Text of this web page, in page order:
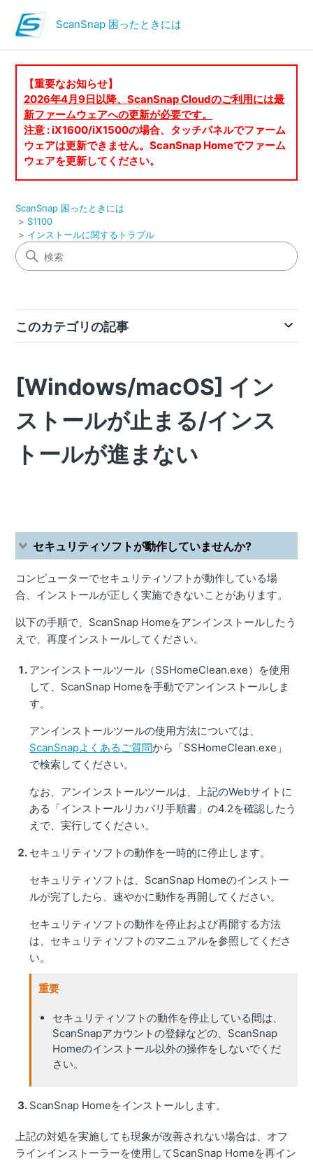
ScanSnap 困ったときには
【重要なお知らせ】
2026年4月9日以降、ScanSnap Cloudのご利用には最
新ファームウェアへの更新が必要です。
注意 : iX1600/iX1500の場合、タッチパネルでファーム
ウェアは更新できません。ScanSnap Homeでファーム
ウェアを更新してください。
ScanSnap 困ったときには
S1100
インストールに関するトラブル
このカテゴリの記事
[Windows/macOS] イン
ストールが止まる/インス
トールが進まない
セキュリティソフトが動作していませんか?
コンピューターでセキュリティソフトが動作している場
合、インストールが正しく実施できないことがあります。
以下の手順で、ScanSnap Homeをアンインストールしたう
えで、再度インストールしてください。
アンインストールツール（SSHomeClean.exe）を使用
して、ScanSnap Homeを手動でアンインストールしま
す。
アンインストールツールの使用方法については、
ScanSnapよくあるご質問から「SSHomeClean.exe」
で検索してください。
なお、アンインストールツールは、上記のWebサイトに
ある「インストールリカバリ手順書」の4.2を確認したう
えで、実行してください。
セキュリティソフトの動作を一時的に停止します。
セキュリティソフトは、ScanSnap Homeのインストー
ルが完了したら、速やかに動作を再開してください。
セキュリティソフトの動作を停止および再開する方法
は、セキュリティソフトのマニュアルを参照してくださ
い。
重要
セキュリティソフトの動作を停止している間は、
ScanSnapアカウントの登録などの、ScanSnap
Homeのインストール以外の操作をしないでくだ
さい。
ScanSnap Homeをインストールします。
上記の対処を実施しても現象が改善されない場合は、オフ
ラインインストーラーを使用してScanSnap Homeを再イン